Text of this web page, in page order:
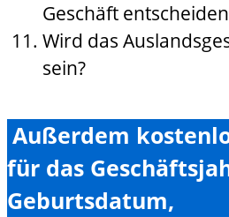
Geschäft
Wird das
sein?
Außerdem
für das
Geburtsdatum,